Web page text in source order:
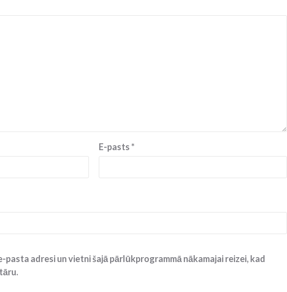
E-pasts*
pasta adresi un vietni šajā pārlūkprogrammā nākamajai reizei, kad